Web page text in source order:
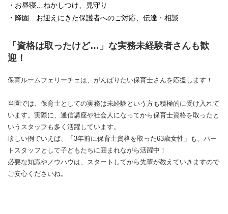
・お昼寝…ねかしつけ、見守り
・降園…お迎えにきた保護者へのご対応、伝達・相談
「資格は取ったけど…」な実務未経験者さんも歓
迎！
保育ルームフェリーチェは、がんばりたい保育士さんを応援します！
当園では、保育士としての実務は未経験という方も積極的に受け入れて
います。実際に、通信講座や社会人になってから保育士資格を取ったと
いうスタッフも多く活躍しています。
珍しい例でいえば、「3年前に保育士資格を取った63歳女性」も、パー
トスタッフとして子どもたちに囲まれながら活躍中！
必要な知識やノウハウは、スタートしてから先輩が教えていきますので
ご安心くださいね。